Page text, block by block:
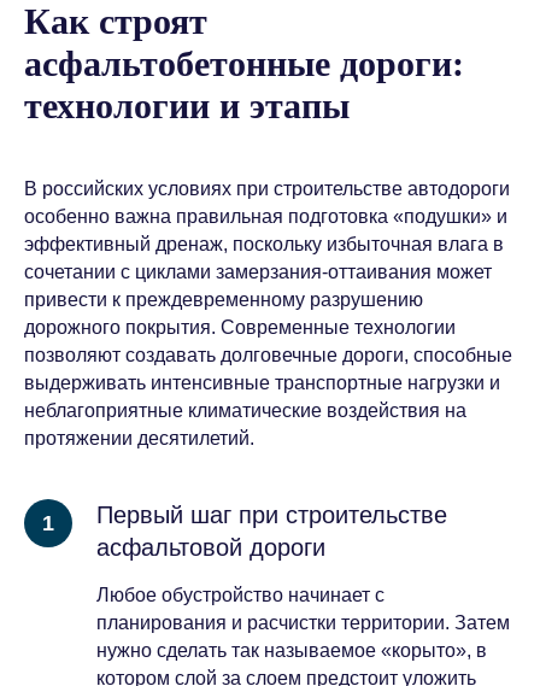
Как строят
асфальтобетонные дороги:
технологии и этапы
В российских условиях при строительстве автодороги
особенно важна правильная подготовка «подушки» и
эффективный дренаж, поскольку избыточная влага в
сочетании с циклами замерзания-оттаивания может
привести к преждевременному разрушению
дорожного покрытия. Современные технологии
позволяют создавать долговечные дороги, способные
выдерживать интенсивные транспортные нагрузки и
неблагоприятные климатические воздействия на
протяжении десятилетий.
Первый шаг при строительстве
асфальтовой дороги
Любое обустройство начинает с
планирования и расчистки территории. Затем
нужно сделать так называемое «корыто», в
котором слой за слоем предстоит уложить